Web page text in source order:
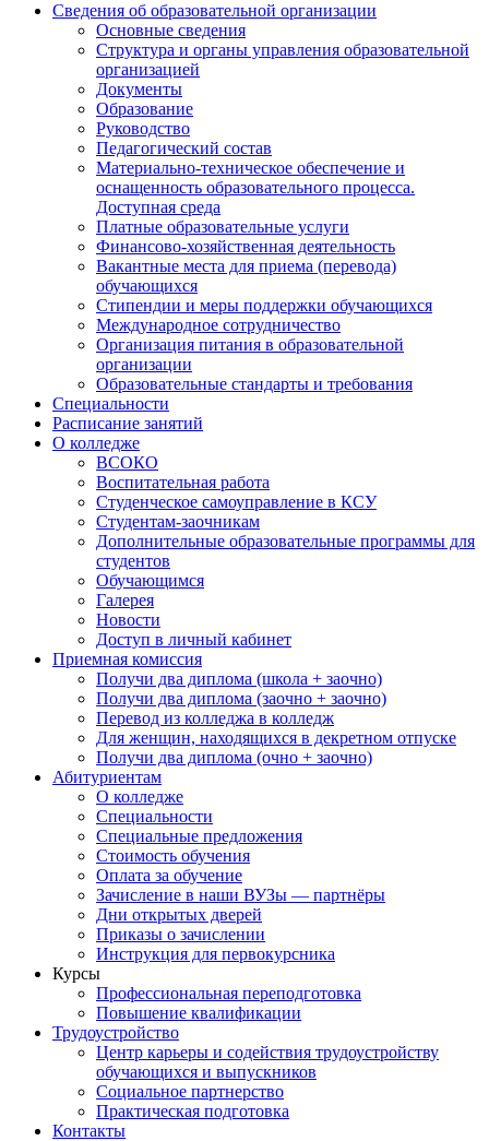
Сведения об образовательной организации
Основные сведения
Структура и органы управления образовательной
организацией
Документы
Образование
Руководство
Педагогический состав
Материально-техническое обеспечение и
оснащенность образовательного процесса.
Доступная среда
Платные образовательные услуги
Финансово-хозяйственная деятельность
Вакантные места для приема (перевода)
обучающихся
Стипендии и меры поддержки обучающихся
Международное сотрудничество
Организация питания в образовательной
организации
Образовательные стандарты и требования
Специальности
Расписание занятий
О колледже
ВСОКО
Воспитательная работа
Студенческое самоуправление в КСУ
Студентам-заочникам
Дополнительные образовательные программы для
студентов
Обучающимся
Галерея
Новости
Доступ в личный кабинет
Приемная комиссия
Получи два диплома (школа + заочно)
Получи два диплома (заочно + заочно)
Перевод из колледжа в колледж
Для женщин, находящихся в декретном отпуске
Получи два диплома (очно + заочно)
Абитуриентам
О колледже
Специальности
Специальные предложения
Стоимость обучения
Оплата за обучение
Зачисление в наши ВУЗы — партнёры
Дни открытых дверей
Приказы о зачислении
Инструкция для первокурсника
Курсы
Профессиональная переподготовка
Повышение квалификации
Трудоустройство
Центр карьеры и содействия трудоустройству
обучающихся и выпускников
Социальное партнерство
Практическая подготовка
Контакты